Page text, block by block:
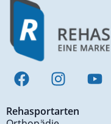
Rehasportarten